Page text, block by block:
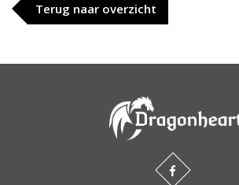
Terug naar overzicht